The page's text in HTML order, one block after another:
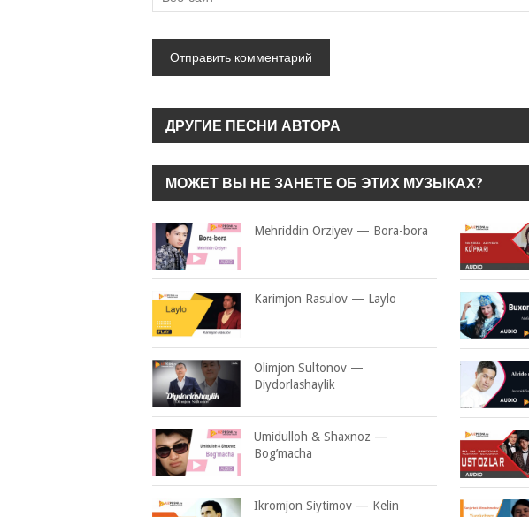
ДРУГИЕ ПЕСНИ АВТОРА
МОЖЕТ ВЫ НЕ ЗАНЕТЕ ОБ ЭТИХ МУЗЫКАХ?
Mehriddin Orziyev — Bora-bora
Karimjon Rasulov — Laylo
Olimjon Sultonov —
Diydorlashaylik
Umidulloh & Shaxnoz —
Bog’macha
Ikromjon Siytimov — Kelin